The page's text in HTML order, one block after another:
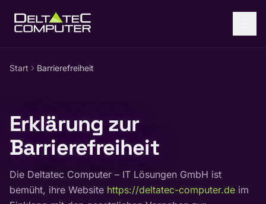
Start Barrierefreiheit
Erklärung zur
Barrierefreiheit
Die Deltatec Computer – IT Lösungen GmbH ist
bemüht, ihre Website https://deltatec-computer.de im